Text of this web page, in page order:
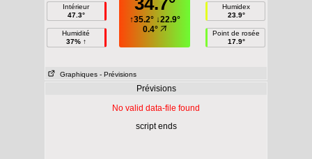
Intérieur
47.3°
Humidité
37% ↑
↑35.2°↓22.9°
0.4°
Humidex
23.9°
Point de rosée
17.9°
Graphiques - Prévisions
Prévisions
No valid data-file found
script ends